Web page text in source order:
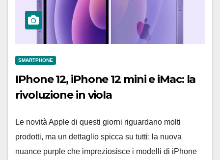
SMARTPHONE
IPhone 12, iPhone 12 mini e iMac: la
rivoluzione in viola
Le novità Apple di questi giorni riguardano molti
prodotti, ma un dettaglio spicca su tutti: la nuova
nuance purple che impreziosisce i modelli di iPhone